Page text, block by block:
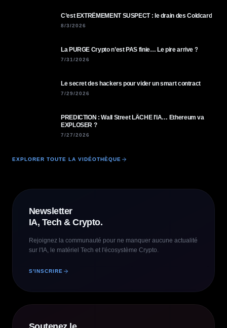
C’est EXTRÊMEMENT SUSPECT : le drain des Coldcard
8/3/2026
La PURGE Crypto n’est PAS finie… Le pire arrive ?
7/31/2026
Le secret des hackers pour vider un smart contract
7/29/2026
PREDICTION : Wall Street LÂCHE l'IA… Ethereum va
EXPLOSER ?
7/27/2026
EXPLORER TOUTE LA VIDÉOTHÈQUE
Newsletter
IA, Tech & Crypto.
Rejoignez la communauté pour ne manquer aucune actualité
sur l'IA, le matériel Tech et l'écosystème Crypto.
S'INSCRIRE